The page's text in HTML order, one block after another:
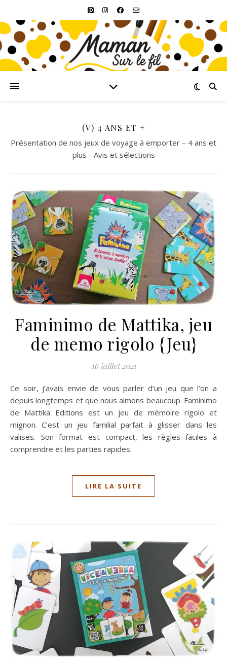
(V) 4 ANS ET +
Présentation de nos jeux de voyage à emporter – 4 ans et
plus - Avis et sélections
Faminimo de Mattika, jeu
de memo rigolo {Jeu}
16 juillet 2021
Ce soir, j’avais envie de vous parler d’un jeu que l’on a
depuis longtemps et que nous aimons beaucoup. Faminimo
de Mattika Editions est un jeu de mémoire rigolo et
mignon. C’est un jeu familial parfait à glisser dans les
valises. Son format est compact, les règles faciles à
comprendre et les parties rapides.
LIRE LA SUITE